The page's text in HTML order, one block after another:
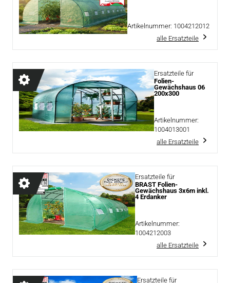
Artikelnummer: 1004212012
alle Ersatzteile
Ersatzteile für
Folien-
Gewächshaus 06
200x300
Artikelnummer:
1004013001
alle Ersatzteile
Ersatzteile für
BRAST Folien-
Gewächshaus 3x6m inkl.
4 Erdanker
Artikelnummer:
1004212003
alle Ersatzteile
Ersatzteile für